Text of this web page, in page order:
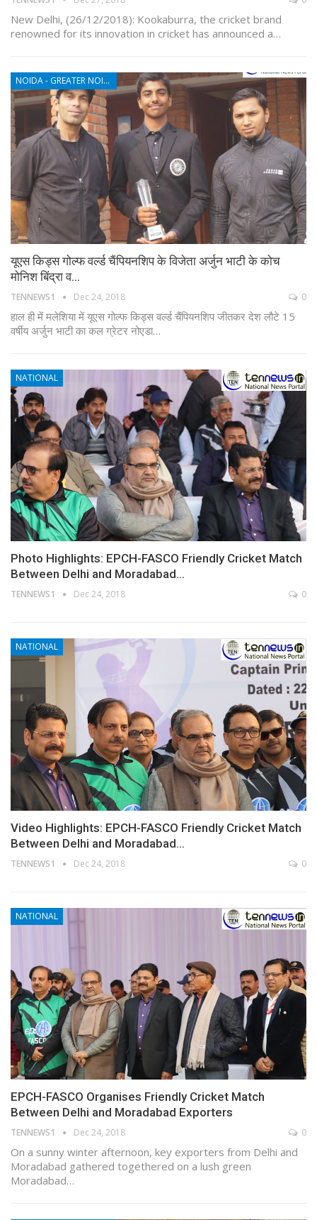
New Delhi, (26/12/2018): Kookaburra, the cricket brand
renowned for its innovation in cricket has announced a…
NOIDA - GREATER NOIDA - YAMUNA EXPRESSWAY
यूएस किड्स गोल्फ वर्ल्ड चैंपियनशिप के विजेता अर्जुन भाटी के कोच
मोनिश बिंद्रा व…
TENNEWS1 Dec 24, 2018 0
हाल ही में मलेशिया में यूएस गोल्फ किड्स वर्ल्ड चैंपियनशिप जीतकर देश लौटे 15
वर्षीय अर्जुन भाटी का कल ग्रेटर नोएडा…
NATIONAL
Photo Highlights: EPCH-FASCO Friendly Cricket Match
Between Delhi and Moradabad…
TENNEWS1 Dec 24, 2018 0
NATIONAL
Video Highlights: EPCH-FASCO Friendly Cricket Match
Between Delhi and Moradabad…
TENNEWS1 Dec 24, 2018 0
NATIONAL
EPCH-FASCO Organises Friendly Cricket Match
Between Delhi and Moradabad Exporters
TENNEWS1 Dec 24, 2018 0
On a sunny winter afternoon, key exporters from Delhi and
Moradabad gathered togethered on a lush green
Moradabad…